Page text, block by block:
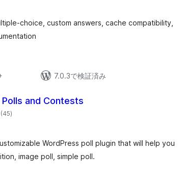
choice, custom answers, cache compatibility,
7.0.3で検証済み
and Contests
(45個
の)
WordPress poll plugin that will help you
image poll, simple poll.